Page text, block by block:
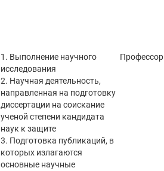
1. Выполнение научного
исследования
2. Научная деятельность,
направленная на подготовку
диссертации на соискание
ученой степени кандидата
наук к защите
3. Подготовка публикаций, в
которых излагаются
основные научные
Профессор